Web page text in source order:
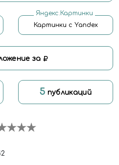
Яндекс.Картинки
Картинки с Yandex
за
5 публикаций